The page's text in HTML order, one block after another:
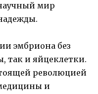
мир
эмбриона без
так и яйцеклетки.
революцией
и